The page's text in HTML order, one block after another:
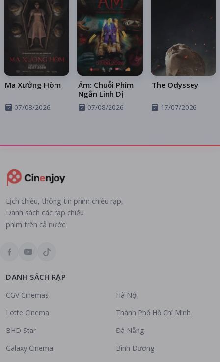
Ma Xưởng Hòm
07/08/2026
Ám: Chuỗi Phim
Ngắn Linh Dị
07/08/2026
The Odyssey
17/07/2026
Lịch chiếu, thông tin phim chiếu rạp,
Danh sách các rạp chiếu
phim trên cả nước.
DANH SÁCH RẠP
CGV Cinemas
Lotte Cinema
BHD Star
Galaxy Cinema
Hà Nội
Thành Phố Hồ Chí Minh
Đà Nẵng
Bình Dương